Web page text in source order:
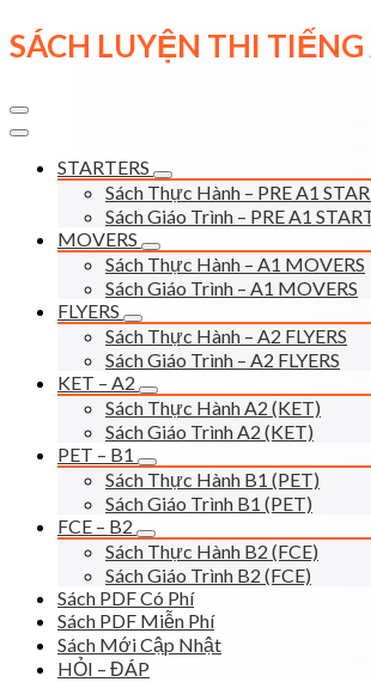
Skip
to
SÁCH LUYỆN THI
STARTERS
Sách Thực Hành – PRE A1
Sách Giáo Trình – PRE A1
MOVERS
Sách Thực Hành – A1 MOVERS
Sách Giáo Trình – A1 MOVERS
FLYERS
Sách Thực Hành – A2 FLYERS
Sách Giáo Trình – A2 FLYERS
KET – A2
Sách Thực Hành A2 (KET)
Sách Giáo Trình A2 (KET)
PET – B1
Sách Thực Hành B1 (PET)
Sách Giáo Trình B1 (PET)
FCE – B2
Sách Thực Hành B2 (FCE)
Sách Giáo Trình B2 (FCE)
Sách PDF Có Phí
Sách PDF Miễn Phí
Sách Mới Cập Nhật
HỎI – ĐÁP